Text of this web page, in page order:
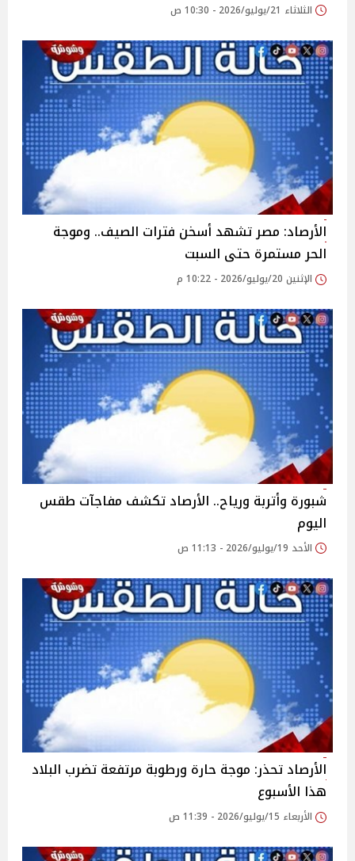
الثلاثاء 21/يوليو/2026 - 10:30 ص
الأرصاد: مصر تشهد أسخن فترات الصيف.. وموجة
الحر مستمرة حتى السبت
الإثنين 20/يوليو/2026 - 10:22 م
شبورة وأتربة ورياح.. الأرصاد تكشف مفاجآت طقس
اليوم
الأحد 19/يوليو/2026 - 11:13 ص
الأرصاد تحذر: موجة حارة ورطوبة مرتفعة تضرب البلاد
هذا الأسبوع
الأربعاء 15/يوليو/2026 - 11:39 ص